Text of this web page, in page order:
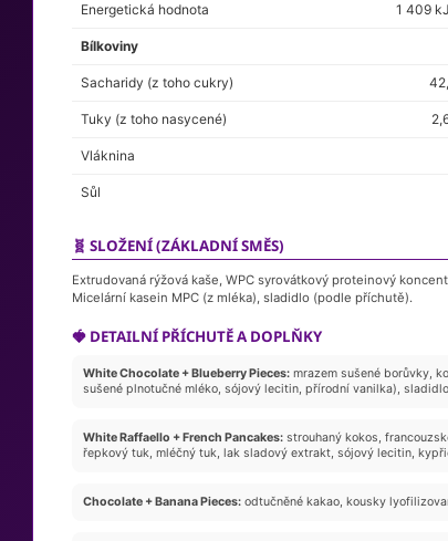
Energetická hodnota 1 409
Bílkoviny
Sacharidy (z toho cukry)
Tuky (z toho nasycené)
Vláknina
Sůl
🧬 SLOŽENÍ (ZÁKLADNÍ SMĚS)
Extrudovaná rýžová kaše, WPC syrovátkový proteinový
Micelární kasein MPC (z mléka), sladidlo (podle příchutě).
🍓 DETAILNÍ PŘÍCHUTĚ A DOPLŇKY
White Chocolate + Blueberry Pieces: mrazem sušené borůvky,
sušené plnotučné mléko, sójový lecitin, přírodní vanilka),
White Raffaello + French Pancakes: strouhaný kokos,
řepkový tuk, mléčný tuk, lak sladový extrakt, sójový lecitin,
Chocolate + Banana Pieces: odtučněné kakao, kousky